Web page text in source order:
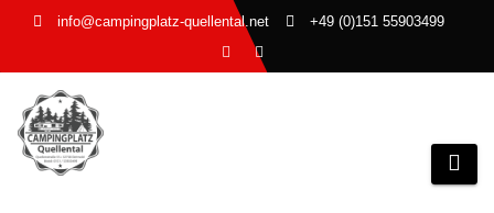
springen
info@campingplatz-quellental.net +49 (0)151 55903499